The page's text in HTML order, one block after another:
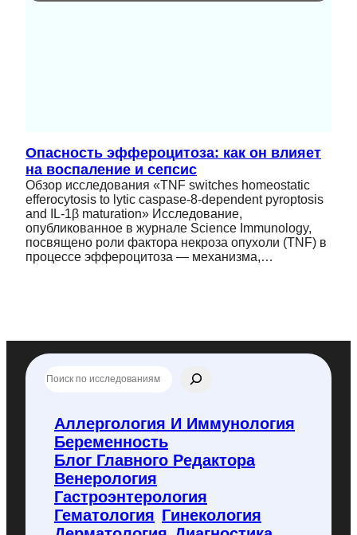
Опасность эффероцитоза: как он влияет
на воспаление и сепсис
Обзор исследования «TNF switches homeostatic
efferocytosis to lytic caspase-8-dependent pyroptosis
and IL-1β maturation» Исследование,
опубликованное в журнале Science Immunology,
посвящено роли фактора некроза опухоли (TNF) в
процессе эффероцитоза — механизма,…
П
о
Аллергология И Иммунология
Беременность
Блог Главного Редактора
Венерология
Гастроэнтерология
Гематология Гинекология